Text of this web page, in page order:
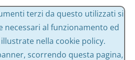
Nega
terzi da questo utilizzati si
necessari al funzionamento ed
nella cookie policy.
scorrendo questa pagina,